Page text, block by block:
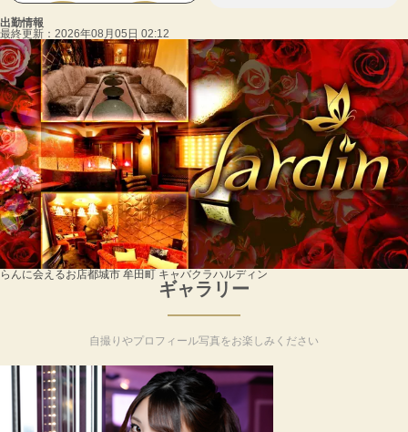
出勤情報
最終更新： 2026年08月05日 02:12
らんに会えるお店都城市 牟田町 キャバクラハルディン
ギャラリー
自撮りやプロフィール写真をお楽しみください